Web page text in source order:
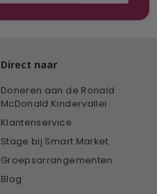
Direct naar
Doneren aan de Ronald
McDonald Kindervallei
Klantenservice
Stage bij Smart Market
Groepsarrangementen
Blog